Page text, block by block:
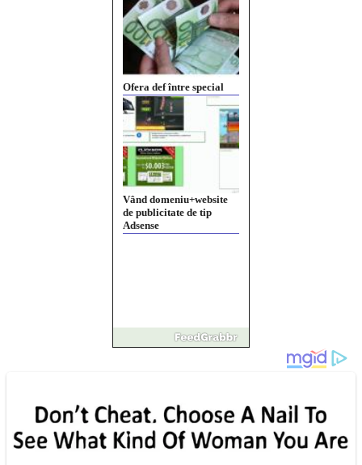
Ofera def între special
Vând domeniu+website
de publicitate de tip
Adsense
Pastorul Liviu Radu a
trecut la Domnul
Anchetă incendiară la